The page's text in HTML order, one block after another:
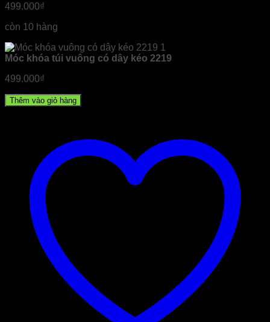
499.000₫
còn 10 hàng
Móc khóa túi vuông có dây kéo 2219
499.000₫
Thêm vào giỏ hàng